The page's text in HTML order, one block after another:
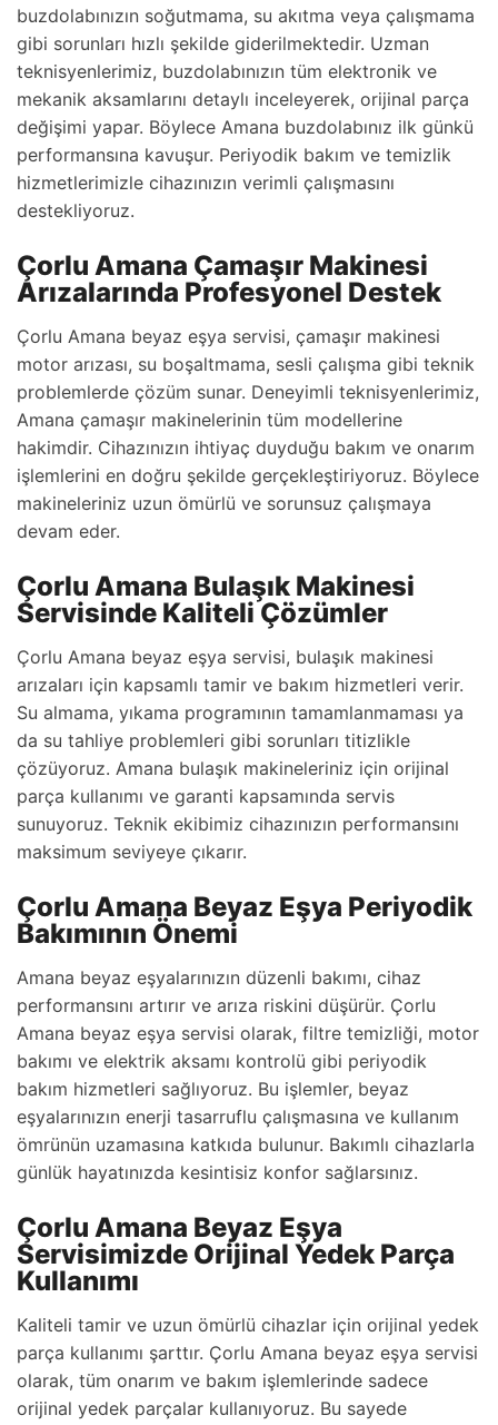
buzdolabınızın soğutmama, su akıtma veya çalışmama
gibi sorunları hızlı şekilde giderilmektedir. Uzman
teknisyenlerimiz, buzdolabınızın tüm elektronik ve
mekanik aksamlarını detaylı inceleyerek, orijinal parça
değişimi yapar. Böylece Amana buzdolabınız ilk günkü
performansına kavuşur. Periyodik bakım ve temizlik
hizmetlerimizle cihazınızın verimli çalışmasını
destekliyoruz.
Çorlu Amana Çamaşır Makinesi
Arızalarında Profesyonel Destek
Çorlu Amana beyaz eşya servisi, çamaşır makinesi
motor arızası, su boşaltmama, sesli çalışma gibi teknik
problemlerde çözüm sunar. Deneyimli teknisyenlerimiz,
Amana çamaşır makinelerinin tüm modellerine
hakimdir. Cihazınızın ihtiyaç duyduğu bakım ve onarım
işlemlerini en doğru şekilde gerçekleştiriyoruz. Böylece
makineleriniz uzun ömürlü ve sorunsuz çalışmaya
devam eder.
Çorlu Amana Bulaşık Makinesi
Servisinde Kaliteli Çözümler
Çorlu Amana beyaz eşya servisi, bulaşık makinesi
arızaları için kapsamlı tamir ve bakım hizmetleri verir.
Su almama, yıkama programının tamamlanmaması ya
da su tahliye problemleri gibi sorunları titizlikle
çözüyoruz. Amana bulaşık makineleriniz için orijinal
parça kullanımı ve garanti kapsamında servis
sunuyoruz. Teknik ekibimiz cihazınızın performansını
maksimum seviyeye çıkarır.
Çorlu Amana Beyaz Eşya Periyodik
Bakımının Önemi
Amana beyaz eşyalarınızın düzenli bakımı, cihaz
performansını artırır ve arıza riskini düşürür. Çorlu
Amana beyaz eşya servisi olarak, filtre temizliği, motor
bakımı ve elektrik aksamı kontrolü gibi periyodik
bakım hizmetleri sağlıyoruz. Bu işlemler, beyaz
eşyalarınızın enerji tasarruflu çalışmasına ve kullanım
ömrünün uzamasına katkıda bulunur. Bakımlı cihazlarla
günlük hayatınızda kesintisiz konfor sağlarsınız.
Çorlu Amana Beyaz Eşya
Servisimizde Orijinal Yedek Parça
Kullanımı
Kaliteli tamir ve uzun ömürlü cihazlar için orijinal yedek
parça kullanımı şarttır. Çorlu Amana beyaz eşya servisi
olarak, tüm onarım ve bakım işlemlerinde sadece
orijinal yedek parçalar kullanıyoruz. Bu sayede